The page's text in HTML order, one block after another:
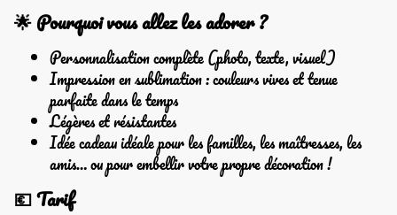
🌟 Pourquoi vous allez les adorer ?
Personnalisation complète (photo, texte, visuel)
Impression en sublimation : couleurs vives et tenue
parfaite dans le temps
Légères et résistantes
Idée cadeau idéale pour les familles, les maîtresses, les
amis… ou pour embellir votre propre décoration !
💶 Tarif